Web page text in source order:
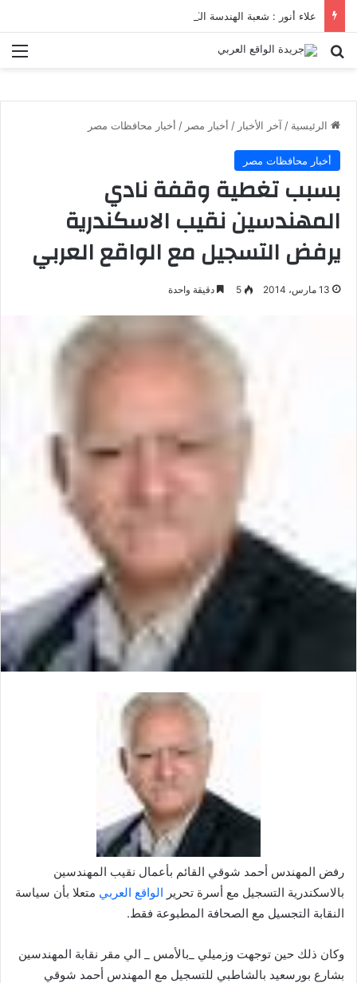
بحث عن
الرئيسية / آخر الأخبار / أخبار مصر / أخبار محافظات مصر
أخبار محافظات مصر
بسبب تغطية وقفة نادي
المهندسين نقيب الاسكندرية
يرفض التسجيل مع الواقع العربي
13 مارس، 2014 5 دقيقة واحدة
رفض المهندس أحمد شوقي القائم بأعمال نقيب المهندسين
بالاسكندرية التسجيل مع أسرة تحرير الواقع العربي متعلا بأن سياسة
النقابة التجسيل مع الصحافة المطبوعة فقط.
وكان ذلك حين توجهت وزميلي _بالأمس _ الي مقر نقابة المهندسين
بشارع بورسعيد بالشاطبي للتسجيل مع المهندس أحمد شوقي